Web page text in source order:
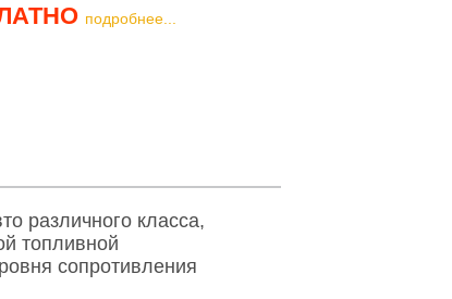
подробнее...
различного класса,
топливной
сопротивления